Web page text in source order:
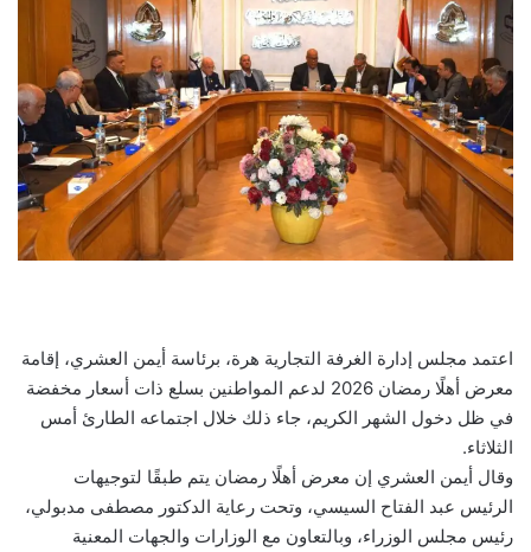
اعتمد مجلس إدارة الغرفة التجارية هرة، برئاسة أيمن العشري، إقامة
معرض أهلًا رمضان 2026 لدعم المواطنين بسلع ذات أسعار مخفضة
في ظل دخول الشهر الكريم، جاء ذلك خلال اجتماعه الطارئ أمس
الثلاثاء.
وقال أيمن العشري إن معرض أهلًا رمضان يتم طبقًا لتوجيهات
الرئيس عبد الفتاح السيسي، وتحت رعاية الدكتور مصطفى مدبولي،
رئيس مجلس الوزراء، وبالتعاون مع الوزارات والجهات المعنية